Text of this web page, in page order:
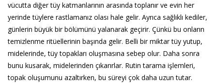
vücutta diğer tüy katmanlarının arasında toplanır ve evin her
yerinde tüylere rastlamanız olası hale gelir. Ayrıca sağlıklı kediler,
günlerin büyük bir bölümünü yalanarak geçirir. Çünkü bu onların
temizlenme ritüellerinin başında gelir. Belli bir miktar tüy yutup,
midelerinde, tüy topakları oluşmasına sebep olur. Daha sonra
bunu kusarak, midelerinden çıkarırlar. Rutin tarama işlemleri,
topak oluşumunu azaltırken, bu süreyi çok daha uzun tutar.